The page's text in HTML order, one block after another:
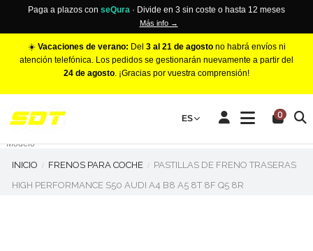
Paga a plazos con seQura · Divide en 3 sin coste o hasta 12 meses
Más info →
☀️ Vacaciones de verano: Del 3 al 21 de agostono habrá envíos ni
atención telefónica. Los pedidos se gestionarán nuevamente a partir del
24 de agosto. ¡Gracias por vuestra comprensión!
ES 0
Make
Modelo
INICIO FRENOS PARA COCHE
PASTILLAS DE FRENO TRASERAS
HIGH PERFORMANCE S50 AUDI A4 B8 A5 8T 8F Q5 8R